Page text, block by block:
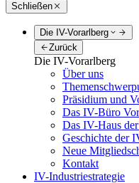
Schließen
Die IV-Vorarlberg
Zurück
Die IV-Vorarlberg
Über uns
Präsidium und
Das IV-Büro
Das IV-Haus
Geschichte der
Neue
Kontakt
IV-Industriestrategie